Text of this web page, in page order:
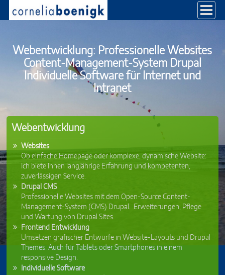
Direkt zum Inhalt
Webentwicklung: Professionelle Websites
Content-Management-System Drupal
Individuelle Software für Internet und
Intranet
Webentwicklung
Websites
Ob einfache Homepage oder komplexe, dynamische Website:
Ich biete Ihnen langjährige Erfahrung und kompetenten,
zuverlässigen Service.
Drupal CMS
Professionelle Websites mit dem Open-Source Content-
Management-System (CMS) Drupal. Erweiterungen, Pflege
und Wartung von Drupal Sites.
Frontend Entwicklung
Umsetzen grafischer Entwürfe in Website-Layouts und Drupal
Themes. Auch für Tablets oder Smartphones in einem
responsive Design.
Individuelle Software